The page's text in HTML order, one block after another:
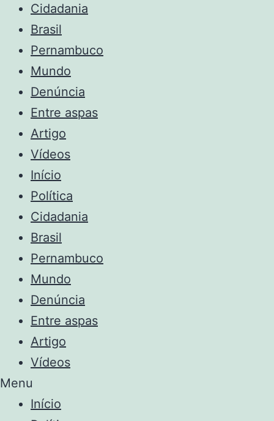
Cidadania
Brasil
Pernambuco
Mundo
Denúncia
Entre aspas
Artigo
Vídeos
Início
Política
Cidadania
Brasil
Pernambuco
Mundo
Denúncia
Entre aspas
Artigo
Vídeos
Menu
Início